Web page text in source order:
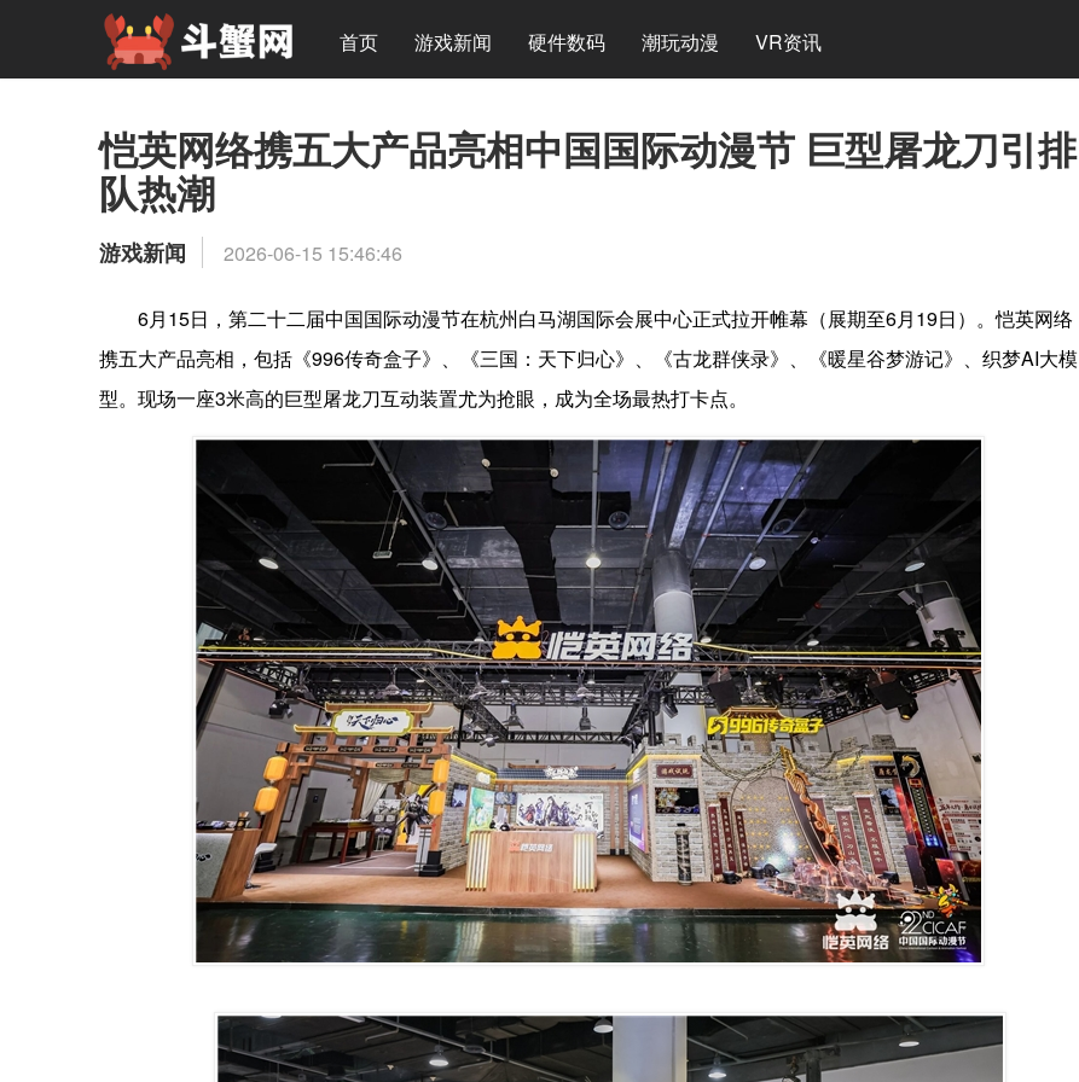
首页 游戏新闻 硬件数码 潮玩动漫 VR资讯
恺英网络携五大产品亮相中国国际动漫节 巨型屠龙刀引排
队热潮
游戏新闻 2026-06-15 15:46:46
6月15日，第二十二届中国国际动漫节在杭州白马湖国际会展中心正式拉开帷幕（展期至6月19日）。恺英网络
携五大产品亮相，包括《996传奇盒子》、《三国：天下归心》、《古龙群侠录》、《暖星谷梦游记》、织梦AI大模
型。现场一座3米高的巨型屠龙刀互动装置尤为抢眼，成为全场最热打卡点。